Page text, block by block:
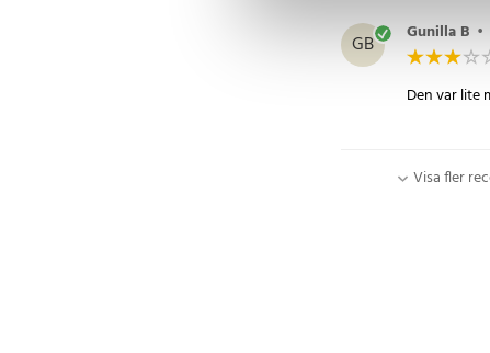
GB Gunilla B •
Den var lite
Visa fler